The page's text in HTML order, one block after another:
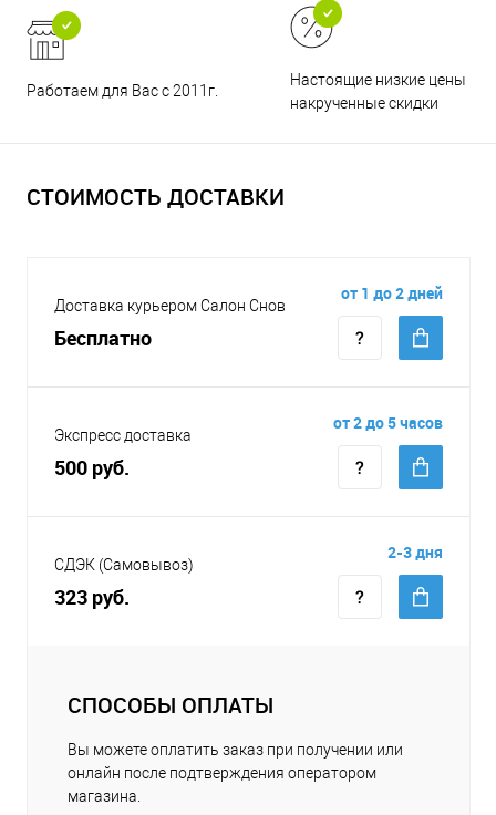
Работаем для Вас с 2011г.
Настоящие низкие цены и
накрученные скидки
СТОИМОСТЬ ДОСТАВКИ
Доставка курьером Салон Снов
Бесплатно
от 1 до 2 дней
Экспресс доставка
500 руб.
от 2 до 5 часов
СДЭК (Самовывоз)
323 руб.
2-3 дня
СПОСОБЫ ОПЛАТЫ
Вы можете оплатить заказ при получении или
онлайн после подтверждения оператором
магазина.